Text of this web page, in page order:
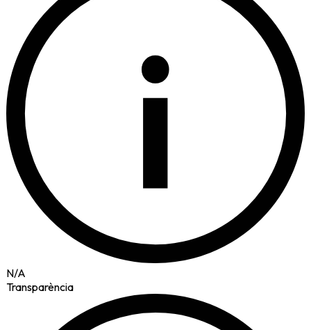
i
N/A
Transparència